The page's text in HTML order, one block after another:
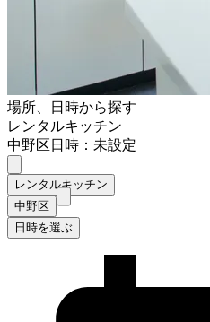
場所、日時から探す
レンタルキッチン
中野区日時：未設定
レンタルキッチン
中野区
日時を選ぶ